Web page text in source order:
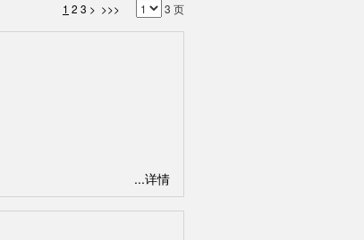
1 2 3 > >>> 3 页
...详情